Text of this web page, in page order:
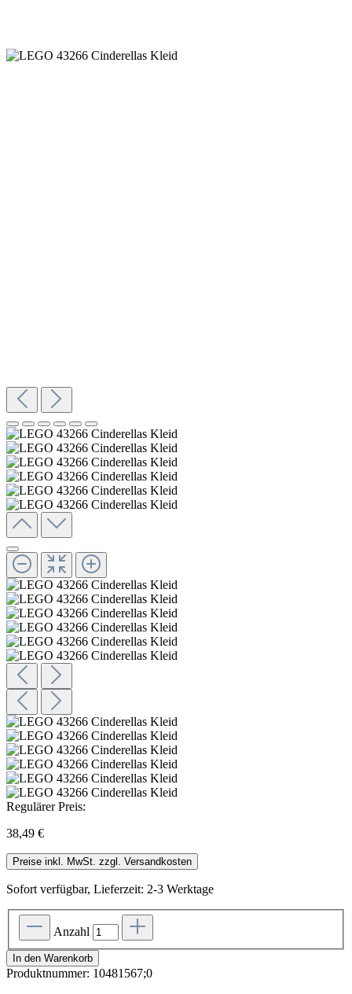
Regulärer Preis:
38,49 €
Preise inkl. MwSt. zzgl. Versandkosten
Sofort verfügbar, Lieferzeit: 2-3 Werktage
Anzahl
In den Warenkorb
Produktnummer: 10481567;0